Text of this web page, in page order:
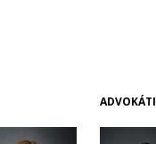
ADVOKÁTI